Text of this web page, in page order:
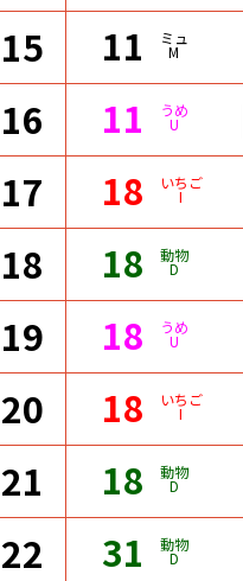
15 11 ミュ
M
16 11 うめ
U
17 18 いちご
I
18 18 動物
D
19 18 うめ
U
20 18 いちご
I
21 18 動物
D
22 31 動物
D